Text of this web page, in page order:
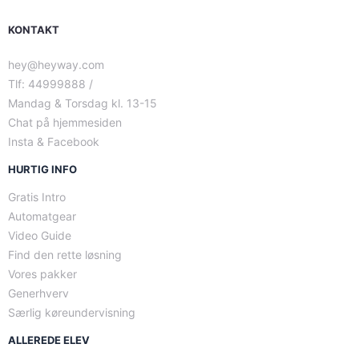
KONTAKT
hey@heyway.com
Tlf: 44999888 /
Mandag & Torsdag kl. 13-15
Chat på hjemmesiden
Insta & Facebook
HURTIG INFO
Gratis Intro
Automatgear
Video Guide
Find den rette løsning
Vores pakker
Generhverv
Særlig køreundervisning
ALLEREDE ELEV